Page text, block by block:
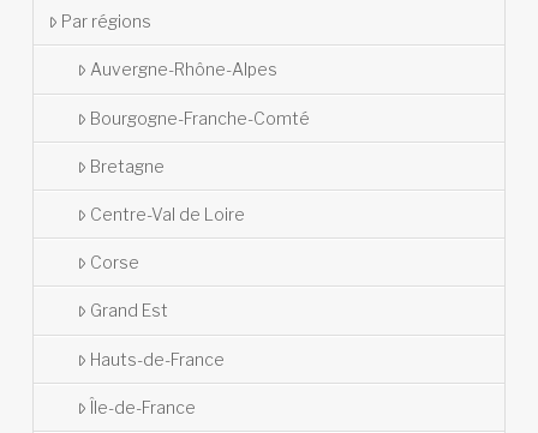
Par régions
Auvergne-Rhône-Alpes
Bourgogne-Franche-Comté
Bretagne
Centre-Val de Loire
Corse
Grand Est
Hauts-de-France
Île-de-France